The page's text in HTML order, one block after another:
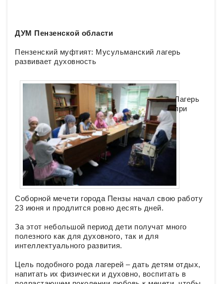
ДУМ Пензенской области
Пензенский муфтият: Мусульманский лагерь
развивает духовность
Лагерь
при
Соборной мечети города Пензы начал свою работу
23 июня и продлится ровно десять дней.
За этот небольшой период дети получат много
полезного как для духовного, так и для
интеллектуального развития.
Цель подобного рода лагерей – дать детям отдых,
напитать их физически и духовно, воспитать в